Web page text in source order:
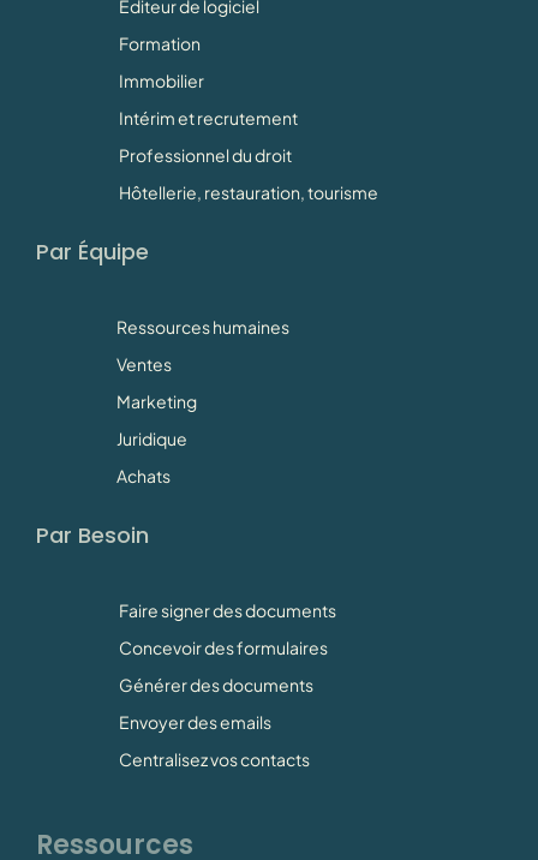
Editeur de logiciel
Formation
Immobilier
Intérim et recrutement
Professionnel du droit
Hôtellerie, restauration, tourisme
Par Équipe
Ressources humaines
Ventes
Marketing
Juridique
Achats
Par Besoin
Faire signer des documents
Concevoir des formulaires
Générer des documents
Envoyer des emails
Centralisez vos contacts
Ressources